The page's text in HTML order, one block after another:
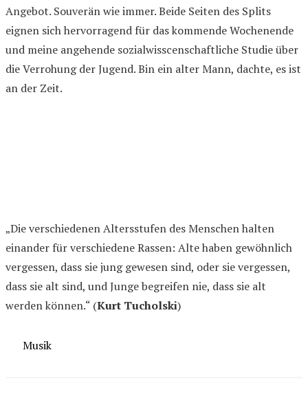
Angebot. Souverän wie immer. Beide Seiten des Splits
eignen sich hervorragend für das kommende Wochenende
und meine angehende sozialwisscenschaftliche Studie über
die Verrohung der Jugend. Bin ein alter Mann, dachte, es ist
an der Zeit.
„Die verschiedenen Altersstufen des Menschen halten
einander für verschiedene Rassen: Alte haben gewöhnlich
vergessen, dass sie jung gewesen sind, oder sie vergessen,
dass sie alt sind, und Junge begreifen nie, dass sie alt
werden können.“ (Kurt Tucholski)
Kategorien
Musik